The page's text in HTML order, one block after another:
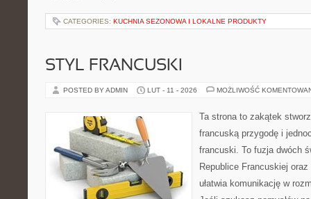
CATEGORIES: KUCHNIA SEZONOWA I LOKALNE PRODUKTY
STYL FRANCUSKI
POSTED BY ADMIN LUT - 11 - 2026 MOŻLIWOŚĆ
Ta strona to zakątek
francuską przygodę i
francuski. To fuzja dwóch
Republice Francuskiej
ułatwia komunikację w